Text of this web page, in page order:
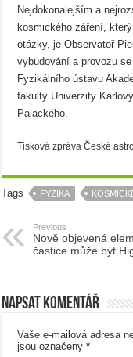
Nejdokonalejším a
kosmického záření,
otázky, je Observatoř
vybudování a provozu
Fyzikálního ústavu
fakulty Univerzity
Palackého.
Tisková zpráva České
Tags FYZIKA
Previous
Nově objevená
částice může být
Napsat komentář
Vaše e-mailová adresa
jsou označeny*